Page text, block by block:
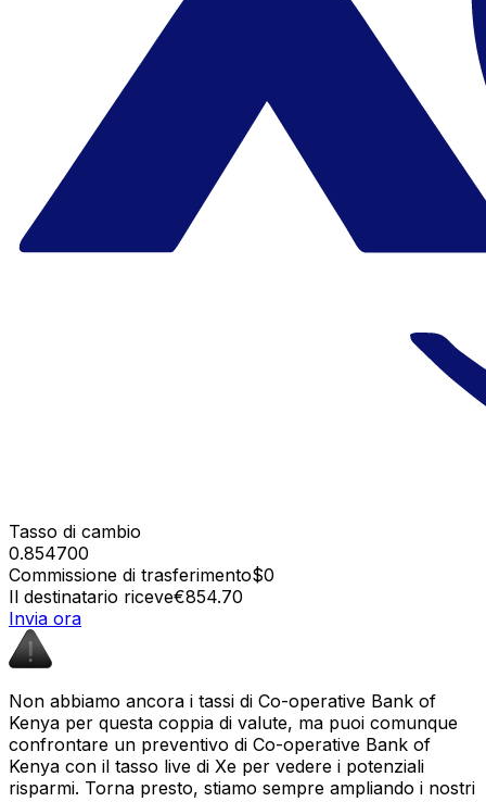
Tasso di cambio
0.854700
Commissione di trasferimento$0
Il destinatario riceve€854.70
Invia ora
Non abbiamo ancora i tassi di Co-operative Bank of
Kenya per questa coppia di valute, ma puoi comunque
confrontare un preventivo di Co-operative Bank of
Kenya con il tasso live di Xe per vedere i potenziali
risparmi. Torna presto, stiamo sempre ampliando i nostri